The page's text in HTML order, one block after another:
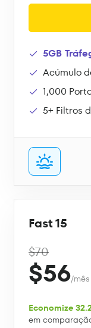
5GB
Acúmulo
1,000
5+ Filtros
Fast 15
$70
$56/mês
Economize
em